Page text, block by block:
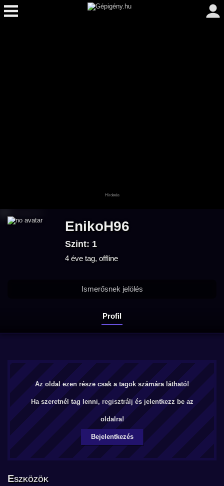
EnikoH96
Szint: 1
4 éve tag, offline
Profil
Ismerősnek jelölés
Az oldal ezen része csak a tagok számára látható!
Ha szeretnél tag lenni, regisztrálj és jelentkezz be az
oldalra!
Bejelentkezés
Eszközök